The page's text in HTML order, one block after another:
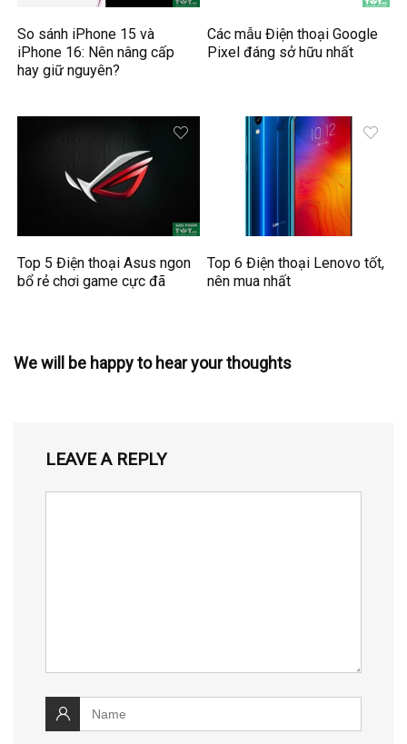
So sánh iPhone 15 và
iPhone 16: Nên nâng cấp
hay giữ nguyên?
Các mẫu Điện thoại Google
Pixel đáng sở hữu nhất
Top 5 Điện thoại Asus ngon
bổ rẻ chơi game cực đã
Top 6 Điện thoại Lenovo tốt,
nên mua nhất
We will be happy to hear your thoughts
LEAVE A REPLY